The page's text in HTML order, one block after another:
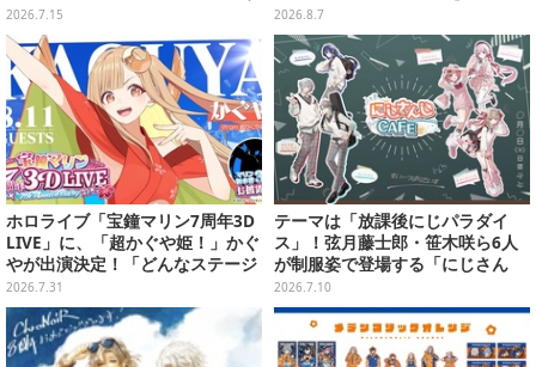
ったと明かす―「原因は自身の未
熟さと慢心」
2026.7.15 2026.8.7
ホロライブ「宝鐘マリン7周年3D
LIVE」に、「超かぐや姫！」かぐ
やが出演決定！「どんなステージ
になるか是非見に来てくださ
い！」
2026.7.31
テーマは「放課後にじパラダイ
ス」！弦月藤士郎・笹木咲ら6人
が制服姿で登場する「にじさん
じ」×「スイパラ」コラボが8月14
日より開催
2026.7.10